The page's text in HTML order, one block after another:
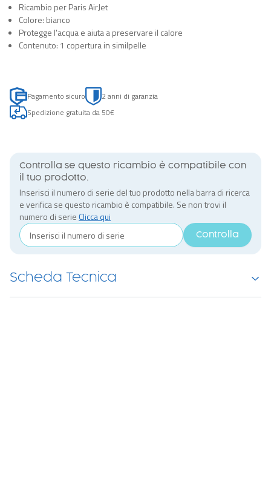
Ricambio per Paris AirJet
Colore: bianco
Protegge l'acqua e aiuta a preservare il calore
Contenuto: 1 copertura in similpelle
Pagamento sicuro
2 anni di garanzia
Spedizione gratuita da 50€
Controlla se questo ricambio è compatibile con
il tuo prodotto.
Inserisci il numero di serie del tuo prodotto nella barra di ricerca
e verifica se questo ricambio è compatibile. Se non trovi il
numero di serie Clicca qui
Controlla
Scheda Tecnica